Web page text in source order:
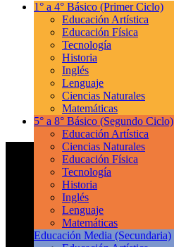
1° a 4° Básico (Primer Ciclo)
Educación Artística
Educación Física
Tecnología
Historia
Inglés
Lenguaje
Ciencias Naturales
Matemáticas
5° a 8° Básico (Segundo Ciclo)
Educación Artística
Ciencias Naturales
Educación Física
Tecnología
Historia
Inglés
Lenguaje
Matemáticas
Educación Media (Secundaria)